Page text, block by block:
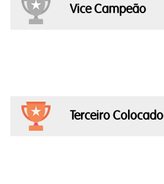
Vice Campeão
Terceiro Colocado